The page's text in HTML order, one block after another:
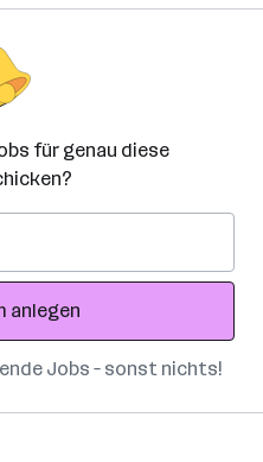
für genau diese
anlegen
Jobs – sonst nichts!